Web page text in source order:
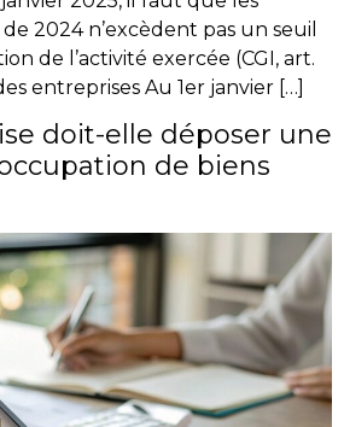
2024 n’excèdent pas un seuil
de l’activité exercée (CGI, art.
entreprises Au 1er janvier […]
doit-elle déposer une
de biens